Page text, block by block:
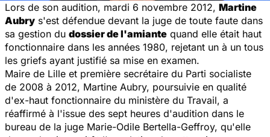
Lors de son audition, mardi 6 novembre 2012, Martine
Aubry s'est défendue devant la juge de toute faute dans
sa gestion du dossier de l'amiante quand elle était haut
fonctionnaire dans les années 1980, rejetant un à un tous
les griefs ayant justifié sa mise en examen.
Maire de Lille et première secrétaire du Parti socialiste
de 2008 à 2012, Martine Aubry, poursuivie en qualité
d'ex-haut fonctionnaire du ministère du Travail, a
réaffirmé à l'issue des sept heures d'audition dans le
bureau de la juge Marie-Odile Bertella-Geffroy, qu'elle